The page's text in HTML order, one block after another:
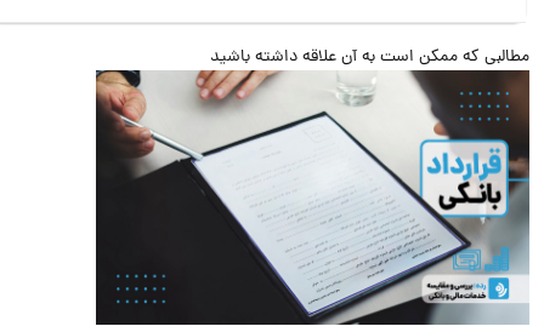
که ممکن است به آن علاقه داشته باشید